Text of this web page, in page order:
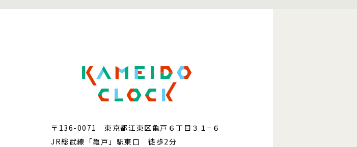
〒136-0071 東京都江東区亀戸６丁目３１−６
JR総武線「亀戸」駅東口 徒歩2分